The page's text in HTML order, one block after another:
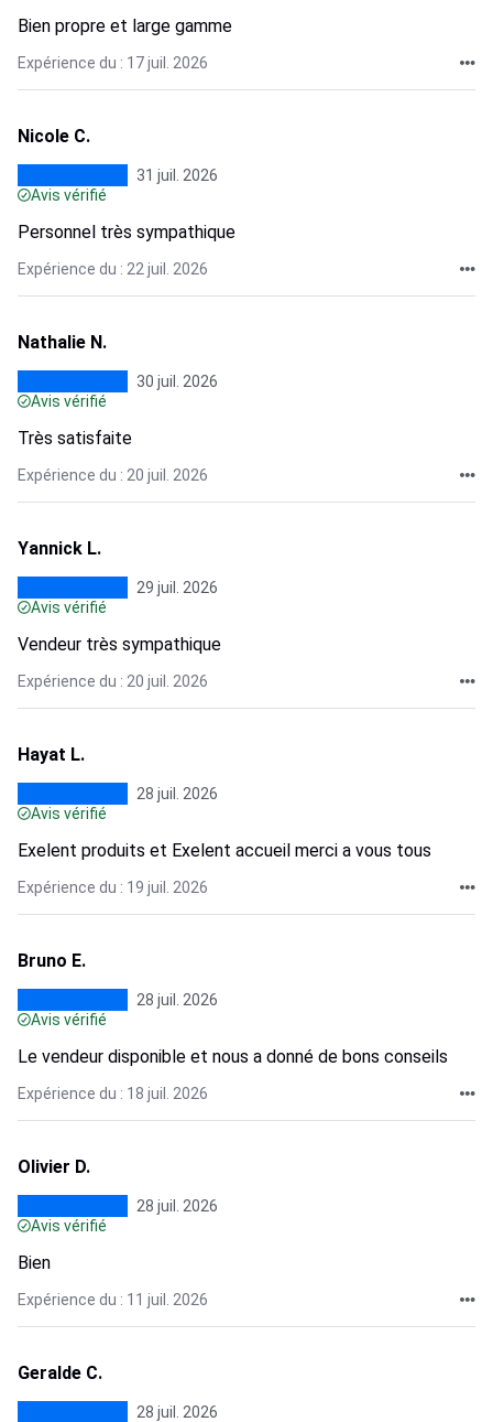
Bien propre et large gamme
Expérience du : 17 juil. 2026
Nicole C.
31 juil. 2026
Avis vérifié
Personnel très sympathique
Expérience du : 22 juil. 2026
Nathalie N.
30 juil. 2026
Avis vérifié
Très satisfaite
Expérience du : 20 juil. 2026
Yannick L.
29 juil. 2026
Avis vérifié
Vendeur très sympathique
Expérience du : 20 juil. 2026
Hayat L.
28 juil. 2026
Avis vérifié
Exelent produits et Exelent accueil merci a vous tous
Expérience du : 19 juil. 2026
Bruno E.
28 juil. 2026
Avis vérifié
Le vendeur disponible et nous a donné de bons conseils
Expérience du : 18 juil. 2026
Olivier D.
28 juil. 2026
Avis vérifié
Bien
Expérience du : 11 juil. 2026
Geralde C.
28 juil. 2026